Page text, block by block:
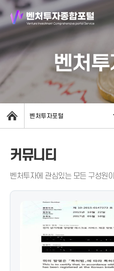
벤처
벤처투자포털
커뮤니티
벤처투자에 관심있는 모든 구성원